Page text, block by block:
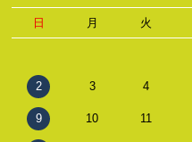
日 月 火
2 3 4
9 10 11